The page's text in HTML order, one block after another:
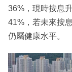
36%，現時按息
41%，若未來按
仍屬健康水平。